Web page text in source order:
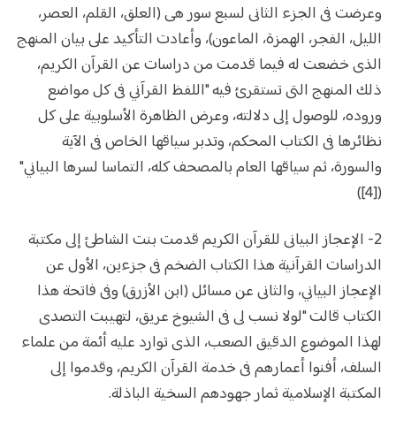
وعرضت فى الجزء الثانى لسبع سور هى (العلق، القلم، العصر،
الليل، الفجر، الهمزة، الماعون)، وأعادت التأكيد على بيان المنهج
الذى خضعت له فيما قدمت من دراسات عن القرآن الكريم،
ذلك المنهج التى تستقرئ فيه "اللفظ القرآني فى كل مواضع
وروده، للوصول إلى دلالته، وعرض الظاهرة الأسلوبية على كل
نظائرها فى الكتاب المحكم، وتدبر سياقها الخاص فى الآية
والسورة، ثم سياقها العام بالمصحف كله، التماسا لسرها البياني"
([4])
2- الإعجاز البيانى للقرآن الكريم قدمت بنت الشاطئ إلى مكتبة
الدراسات القرآنية هذا الكتاب الضخم فى جزءين، الأول عن
الإعجاز البياني، والثانى عن مسائل (ابن الأزرق) وفى فاتحة هذا
الكتاب قالت "لولا نسب لى فى الشيوخ عريق، لتهيبت التصدى
لهذا الموضوع الدقيق الصعب، الذى توارد عليه أئمة من علماء
السلف، أفنوا أعمارهم فى خدمة القرآن الكريم، وقدموا إلى
المكتبة الإسلامية ثمار جهودهم السخية الباذلة.